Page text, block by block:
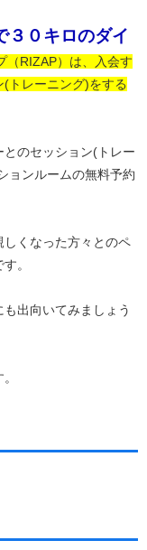
０キロのダイ
（RIZAP）は、入会す
トレーニング)をする
のセッション(トレー
ョンルームの無料予約
くなった方々とのペ
。
出向いてみましょう